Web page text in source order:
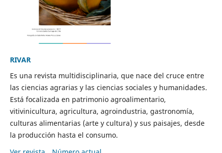
RIVAR
Es una revista multidisciplinaria, que nace del cruce entre
las ciencias agrarias y las ciencias sociales y humanidades.
Está focalizada en patrimonio agroalimentario,
vitivinicultura, agricultura, agroindustria, gastronomía,
culturas alimentarias (arte y cultura) y sus paisajes, desde
la producción hasta el consumo.